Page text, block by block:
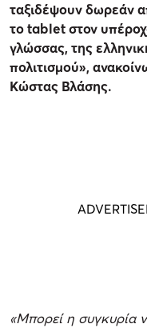
ταξιδέψουν δωρεάν
το tablet στον
γλώσσας, της
πολιτισμού»,
Κώστας Βλάσης.
«Μπορεί η συγκυρία